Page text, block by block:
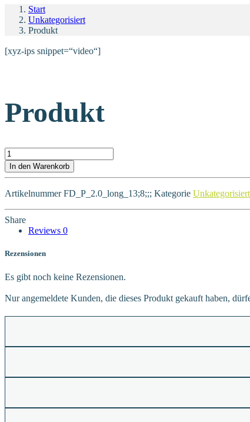
Start
Unkategorisiert
Produkt
[xyz-ips snippet=“video“]
Produkt
Produkt Menge
In den Warenkorb
Artikelnummer FD_P_2.0_long_13;8;;; Kategorie Unkategorisiert
Share
Reviews 0
Rezensionen
Es gibt noch keine Rezensionen.
Nur angemeldete Kunden, die dieses Produkt gekauft haben,